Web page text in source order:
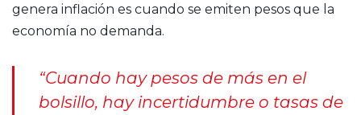
genera inflación es cuando se emiten pesos que la
economía no demanda.
“Cuando hay pesos de más en el
bolsillo, hay incertidumbre o tasas de